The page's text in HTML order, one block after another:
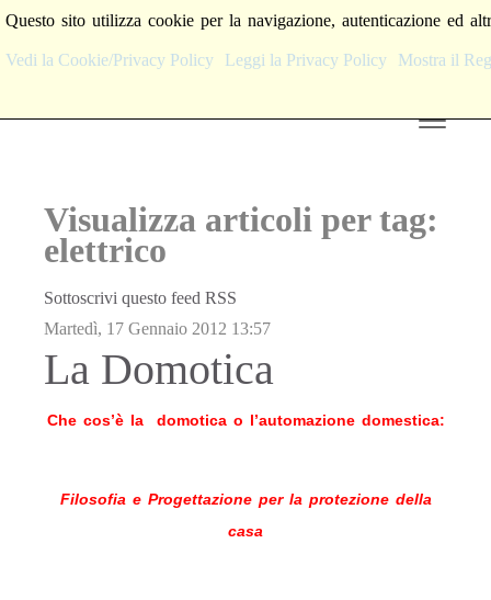
Visualizza articoli per tag:
elettrico
Sottoscrivi questo feed RSS
Martedì, 17 Gennaio 2012 13:57
La Domotica
Che cos’è la domotica o l’automazione domestica:
Filosofia e Progettazione per la protezione della
casa
Questo sito utilizza cookie per la navigazione, autenticazione ed
Vedi la Cookie/Privacy Policy Leggi la Privacy Policy Mostra il